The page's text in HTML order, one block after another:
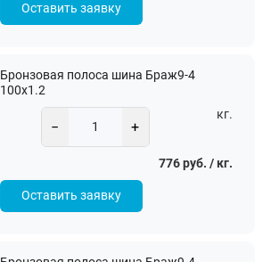
Оставить заявку
Бронзовая полоса шина Браж9-4
100х1.2
− +
кг.
776 руб. / кг.
Оставить заявку